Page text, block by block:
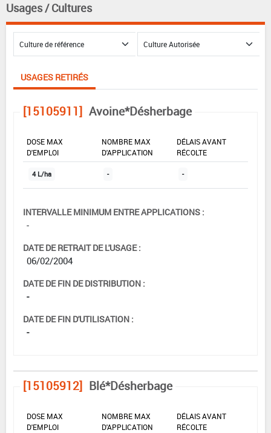
Usages / Cultures
USAGES RETIRÉS
[15105911] Avoine*Désherbage
DOSE MAX
D'EMPLOI
NOMBRE MAX
D'APPLICATION
DÉLAIS AVANT
RÉCOLTE
4 L/ha - -
INTERVALLE MINIMUM ENTRE APPLICATIONS :
-
DATE DE RETRAIT DE L'USAGE :
06/02/2004
DATE DE FIN DE DISTRIBUTION :
-
DATE DE FIN D'UTILISATION :
-
[15105912] Blé*Désherbage
DOSE MAX
D'EMPLOI
NOMBRE MAX
D'APPLICATION
DÉLAIS AVANT
RÉCOLTE